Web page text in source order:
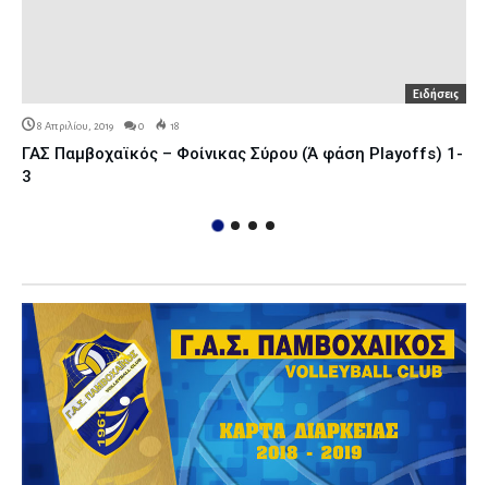
Ειδήσεις
8 Απριλίου, 2019 0 18
ΓΑΣ Παμβοχαϊκός – Φοίνικας Σύρου (Ά φάση Playoffs) 1-
3